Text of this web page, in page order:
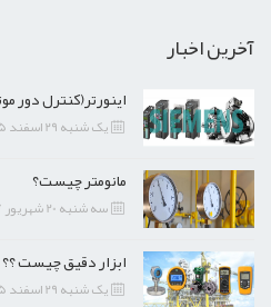
آخرین اخبار
اینورتر(کنترل دور
یک شنبه 29 اسفند 1395
مانومتر چیست؟
سه شنبه 20 شهریور 1397
ابزار دقیق چیست ؟؟
یک شنبه 29 اسفند 1395